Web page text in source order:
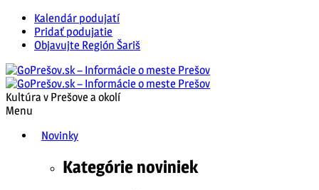
Kalendár podujatí
Pridať podujatie
Objavujte Región Šariš
Kultúra v Prešove a okolí
Menu
Novinky
Kategórie noviniek